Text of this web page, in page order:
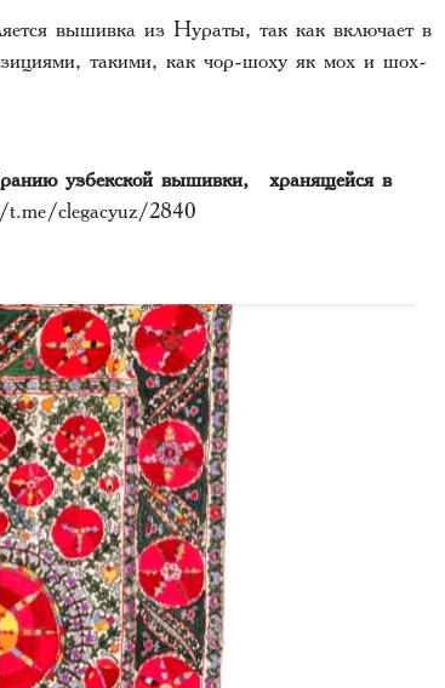
вышивка из Нураты, так как включает в
такими, как чор-шоху як мох и шох-
узбекской вышивки, хранящейся в
clegacyuz/2840